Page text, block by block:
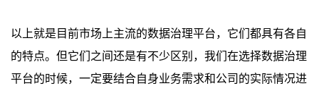
以上就是目前市场上主流的数据治理平台，它们都具有各自
的特点。但它们之间还是有不少区别，我们在选择数据治理
平台的时候，一定要结合自身业务需求和公司的实际情况进